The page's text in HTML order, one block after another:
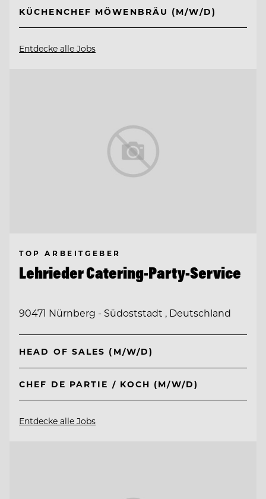
KÜCHENCHEF MÖWENBRÄU (M/W/D)
Entdecke alle Jobs
TOP ARBEITGEBER
Lehrieder Catering-Party-Service
90471 Nürnberg - Südoststadt , Deutschland
HEAD OF SALES (M/W/D)
CHEF DE PARTIE / KOCH (M/W/D)
Entdecke alle Jobs